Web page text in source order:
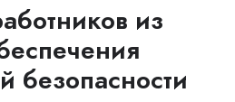
из
безопасности